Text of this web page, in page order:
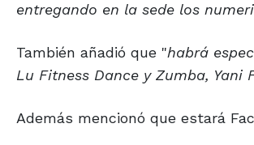
entregando en la sede los
También añadió que "habrá
Lu Fitness Dance y Zumba, Yani
Además mencionó que estará